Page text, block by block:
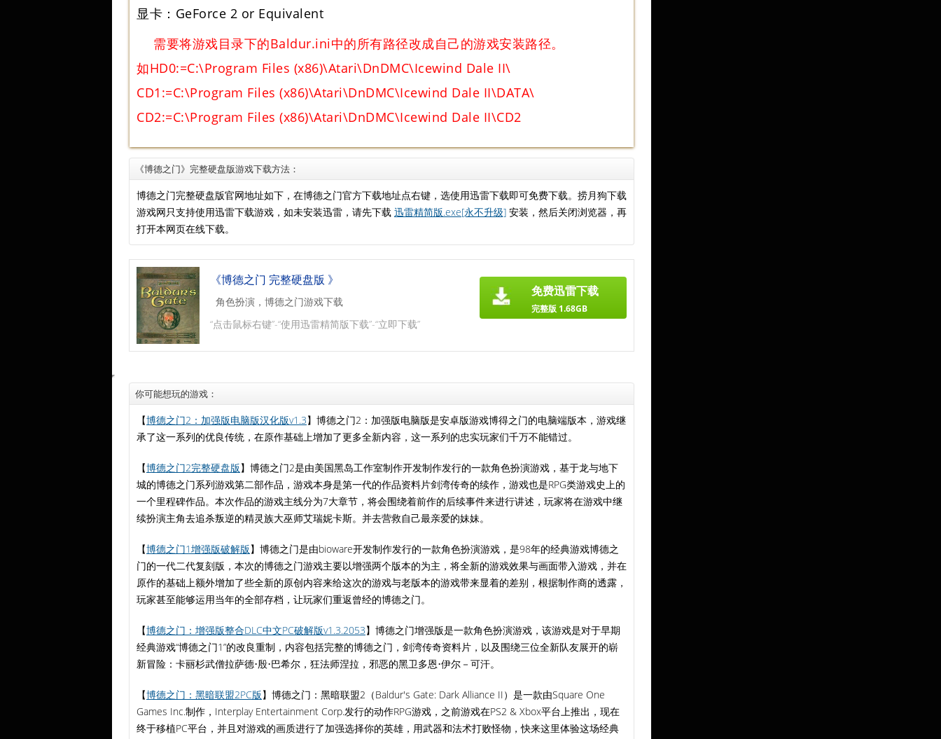
显卡：GeForce 2 or Equivalent
需要将游戏目录下的Baldur.ini中的所有路径改成自己的游戏安装路径。
如HD0:=C:\Program Files (x86)\Atari\DnDMC\Icewind Dale II\
CD1:=C:\Program Files (x86)\Atari\DnDMC\Icewind Dale II\DATA\
CD2:=C:\Program Files (x86)\Atari\DnDMC\Icewind Dale II\CD2
《博德之门》完整硬盘版游戏下载方法：
博德之门完整硬盘版官网地址如下，在博德之门官方下载地址点右键，选使用迅雷下载即可免费下载。捞月狗下载
游戏网只支持使用迅雷下载游戏，如未安装迅雷，请先下载 迅雷精简版.exe[永不升级] 安装，然后关闭浏览器，再
打开本网页在线下载。
《博德之门 完整硬盘版 》
角色扮演，博德之门游戏下载
“点击鼠标右键”-“使用迅雷精简版下载”-“立即下载”
免费迅雷下载
完整版 1.68GB
你可能想玩的游戏：
【博德之门2：加强版电脑版汉化版v1.3】博德之门2：加强版电脑版是安卓版游戏博得之门的电脑端版本，游戏继
承了这一系列的优良传统，在原作基础上增加了更多全新内容，这一系列的忠实玩家们千万不能错过。
【博德之门2完整硬盘版】博德之门2是由美国黑岛工作室制作开发制作发行的一款角色扮演游戏，基于龙与地下
城的博德之门系列游戏第二部作品，游戏本身是第一代的作品资料片剑湾传奇的续作，游戏也是RPG类游戏史上的
一个里程碑作品。本次作品的游戏主线分为7大章节，将会围绕着前作的后续事件来进行讲述，玩家将在游戏中继
续扮演主角去追杀叛逆的精灵族大巫师艾瑞妮卡斯。并去营救自己最亲爱的妹妹。
【博德之门1增强版破解版】博德之门是由bioware开发制作发行的一款角色扮演游戏，是98年的经典游戏博德之
门的一代二代复刻版，本次的博德之门游戏主要以增强两个版本的为主，将全新的游戏效果与画面带入游戏，并在
原作的基础上额外增加了些全新的原创内容来给这次的游戏与老版本的游戏带来显着的差别，根据制作商的透露，
玩家甚至能够运用当年的全部存档，让玩家们重返曾经的博德之门。
【博德之门：增强版整合DLC中文PC破解版v1.3.2053】博德之门增强版是一款角色扮演游戏，该游戏是对于早期
经典游戏“博德之门1”的改良重制，内容包括完整的博德之门，剑湾传奇资料片，以及围绕三位全新队友展开的崭
新冒险：卡丽杉武僧拉萨德•殷•巴希尔，狂法师涅拉，邪恶的黑卫多恩•伊尔－可汗。
【博德之门：黑暗联盟2PC版】博德之门：黑暗联盟2（Baldur's Gate: Dark Alliance II）是一款由Square One
Games Inc.制作，Interplay Entertainment Corp.发行的动作RPG游戏，之前游戏在PS2 & Xbox平台上推出，现在
终于移植PC平台，并且对游戏的画质进行了加强选择你的英雄，用武器和法术打败怪物，快来这里体验这场经典